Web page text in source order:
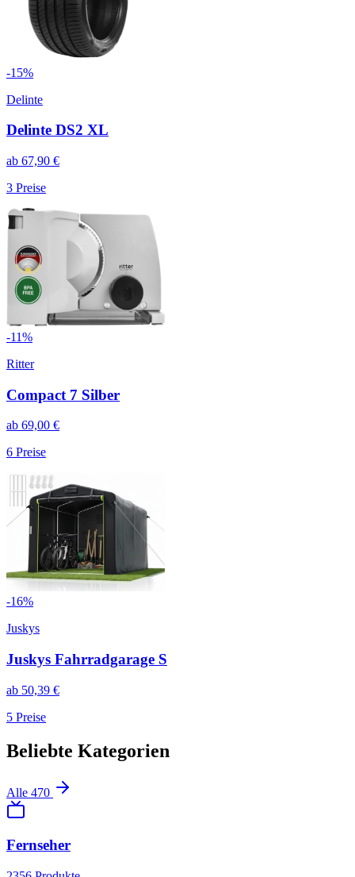
-15%
Delinte
Delinte DS2 XL
ab 67,90 €
3 Preise
-11%
Ritter
Compact 7 Silber
ab 69,00 €
6 Preise
-16%
Juskys
Juskys Fahrradgarage S
ab 50,39 €
5 Preise
Beliebte Kategorien
Alle 470
Fernseher